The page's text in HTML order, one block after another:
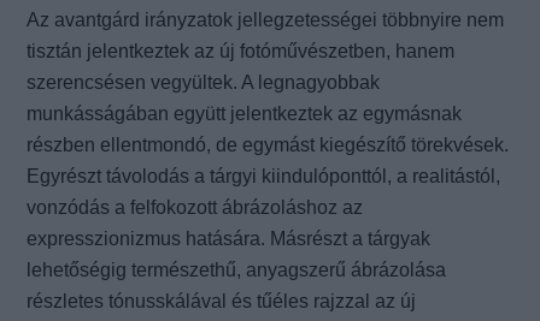
Az avantgárd irányzatok jellegzetességei többnyire nem
tisztán jelentkeztek az új fotóművészetben, hanem
szerencsésen vegyültek. A legnagyobbak
munkásságában együtt jelentkeztek az egymásnak
részben ellentmondó, de egymást kiegészítő törekvések.
Egyrészt távolodás a tárgyi kiindulóponttól, a realitástól,
vonzódás a felfokozott ábrázoláshoz az
expresszionizmus hatására. Másrészt a tárgyak
lehetőségig természethű, anyagszerű ábrázolása
részletes tónusskálával és tűéles rajzzal az új